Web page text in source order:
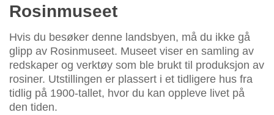
Rosinmuseet
Hvis du besøker denne landsbyen, må du ikke gå
glipp av Rosinmuseet. Museet viser en samling av
redskaper og verktøy som ble brukt til produksjon av
rosiner. Utstillingen er plassert i et tidligere hus fra
tidlig på 1900-tallet, hvor du kan oppleve livet på
den tiden.